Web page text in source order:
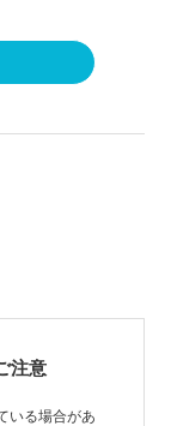
注意
いる場合があ